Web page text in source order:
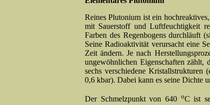
Reines Plutonium ist ein
mit Sauerstoff und Luftfeuchtigkeit
Farben des Regenbogens durchläuft
Seine Radioaktivität verursacht eine
Zeit ändern. Je nach
ungewöhnlichen Eigenschaften zählt,
sechs verschiedene Kristallstrukturen
0,6 kbar). Dabei kann es seine Dichte
Der Schmelzpunkt von 640 oC ist